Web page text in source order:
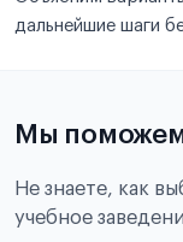
дальнейшие шаги
Мы
Не знаете, как
учебное